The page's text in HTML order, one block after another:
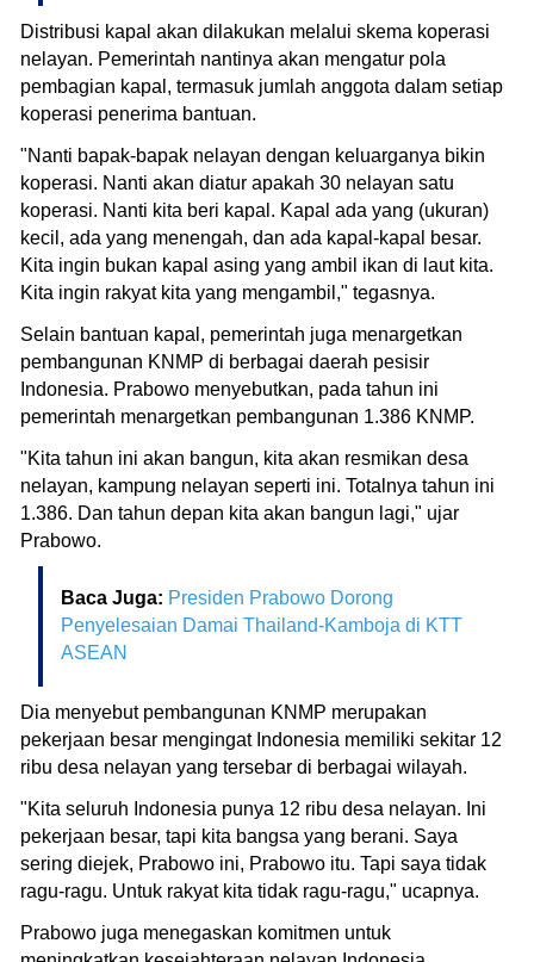
Distribusi kapal akan dilakukan melalui skema koperasi
nelayan. Pemerintah nantinya akan mengatur pola
pembagian kapal, termasuk jumlah anggota dalam setiap
koperasi penerima bantuan.
"Nanti bapak-bapak nelayan dengan keluarganya bikin
koperasi. Nanti akan diatur apakah 30 nelayan satu
koperasi. Nanti kita beri kapal. Kapal ada yang (ukuran)
kecil, ada yang menengah, dan ada kapal-kapal besar.
Kita ingin bukan kapal asing yang ambil ikan di laut kita.
Kita ingin rakyat kita yang mengambil," tegasnya.
Selain bantuan kapal, pemerintah juga menargetkan
pembangunan KNMP di berbagai daerah pesisir
Indonesia. Prabowo menyebutkan, pada tahun ini
pemerintah menargetkan pembangunan 1.386 KNMP.
"Kita tahun ini akan bangun, kita akan resmikan desa
nelayan, kampung nelayan seperti ini. Totalnya tahun ini
1.386. Dan tahun depan kita akan bangun lagi," ujar
Prabowo.
Baca Juga: Presiden Prabowo Dorong
Penyelesaian Damai Thailand-Kamboja di KTT
ASEAN
Dia menyebut pembangunan KNMP merupakan
pekerjaan besar mengingat Indonesia memiliki sekitar 12
ribu desa nelayan yang tersebar di berbagai wilayah.
"Kita seluruh Indonesia punya 12 ribu desa nelayan. Ini
pekerjaan besar, tapi kita bangsa yang berani. Saya
sering diejek, Prabowo ini, Prabowo itu. Tapi saya tidak
ragu-ragu. Untuk rakyat kita tidak ragu-ragu," ucapnya.
Prabowo juga menegaskan komitmen untuk